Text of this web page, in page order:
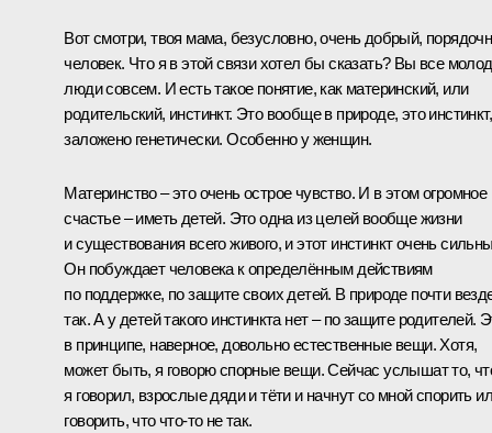
Вот смотри, твоя мама, безусловно, очень добрый,
человек. Что я в этой связи хотел бы сказать? Вы все
люди совсем. И есть такое понятие, как материнский, или
родительский, инстинкт. Это вообще в природе, это инстинкт,
заложено генетически. Особенно у женщин.
Материнство ‒ это очень острое чувство. И в этом огромное
счастье ‒ иметь детей. Это одна из целей вообще жизни
и существования всего живого, и этот инстинкт очень
Он побуждает человека к определённым действиям
по поддержке, по защите своих детей. В природе почти
так. А у детей такого инстинкта нет ‒ по защите родителей.
в принципе, наверное, довольно естественные вещи. Хотя,
может быть, я говорю спорные вещи. Сейчас услышат то,
я говорил, взрослые дяди и тёти и начнут со мной спорить
говорить, что что-то не так.